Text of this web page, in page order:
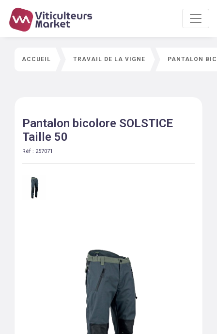
ACCUEIL TRAVAIL DE LA VIGNE PANTALON
Pantalon bicolore SOLSTICE
Taille 50
Réf : 257071